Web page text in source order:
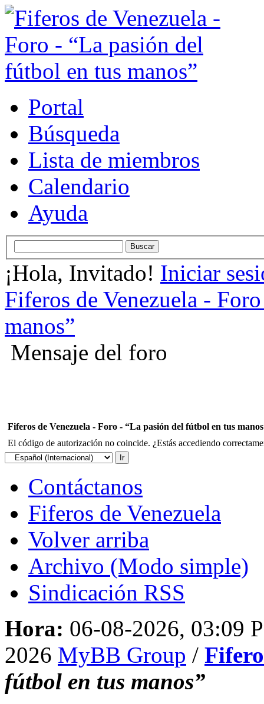
Portal
Búsqueda
Lista de miembros
Calendario
Ayuda
¡Hola, Invitado! Iniciar
Fiferos de Venezuela -
manos”
Mensaje del foro
Fiferos de Venezuela - Foro - “La pasión del fútbol en tus
El código de autorización no coincide. ¿Estás accediendo
Contáctanos
Fiferos de Venezuela
Volver arriba
Archivo (Modo simple)
Sindicación RSS
Hora: 06-08-2026, 03:09
2026 MyBB Group /
fútbol en tus manos”